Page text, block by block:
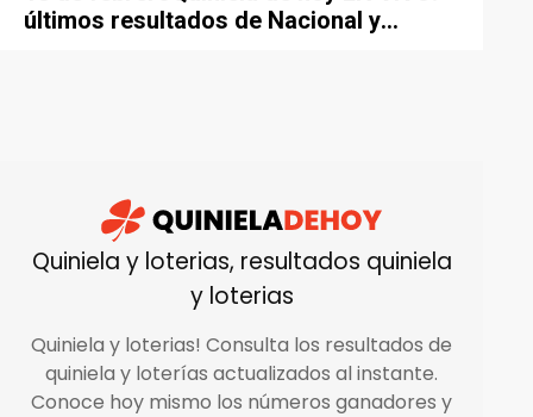
últimos resultados de Nacional y